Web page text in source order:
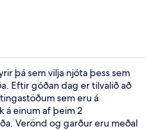
þá sem vilja njóta þess sem
Eftir góðan dag er tilvalið að
sem eru á
á einum af þeim 2
Verönd og garður eru meðal